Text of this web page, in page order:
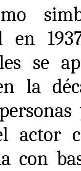
en
se
la
actor
con